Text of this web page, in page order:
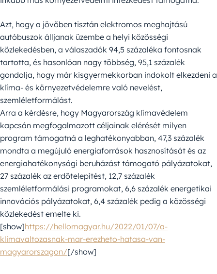
Azt, hogy a jövőben tisztán elektromos meghajtású
autóbuszok álljanak üzembe a helyi közösségi
közlekedésben, a válaszadók 94,5 százaléka fontosnak
tartotta, és hasonlóan nagy többség, 95,1 százalék
gondolja, hogy már kisgyermekkorban indokolt elkezdeni a
klíma- és környezetvédelemre való nevelést,
szemléletformálást.
Arra a kérdésre, hogy Magyarország klímavédelem
kapcsán megfogalmazott céljainak elérését milyen
program támogatná a leghatékonyabban, 47,3 százalék
mondta a megújuló energiaforrások hasznosítását és az
energiahatékonysági beruházást támogató pályázatokat,
27 százalék az erdőtelepítést, 12,7 százalék
szemléletformálási programokat, 6,6 százalék energetikai
innovációs pályázatokat, 6,4 százalék pedig a közösségi
közlekedést emelte ki.
[show]https://hellomagyar.hu/2022/01/07/a-
klimavaltozasnak-mar-erezheto-hatasa-van-
magyarorszagon/[/show]